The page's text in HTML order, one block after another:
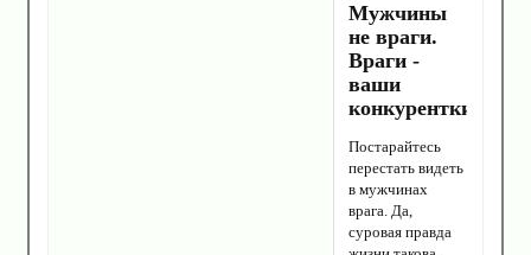
Мужчины
не враги.
Враги -
ваши
конкурентки
Постарайтесь
перестать видеть
в мужчинах
врага. Да,
суровая правда